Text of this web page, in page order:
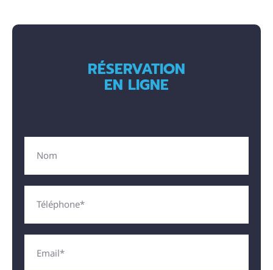
RÉSERVATION
EN LIGNE